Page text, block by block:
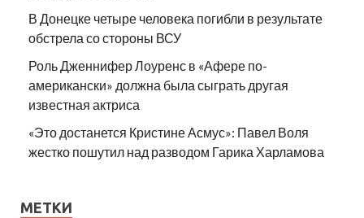
В Донецке четыре человека погибли в результате
обстрела со стороны ВСУ
Роль Дженнифер Лоуренс в «Афере по-
американски» должна была сыграть другая
известная актриса
«Это достанется Кристине Асмус»: Павел Воля
жестко пошутил над разводом Гарика Харламова
МЕТКИ